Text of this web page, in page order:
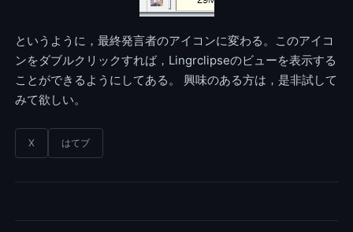
というように，最終発言者のアイコンに変わる。このアイコ
ンをダブルクリックすれば，Lingrclipseのビューを表示する
ことができるようにしてある。 興味のある方は，是非試して
みて欲しい。
X はてブ